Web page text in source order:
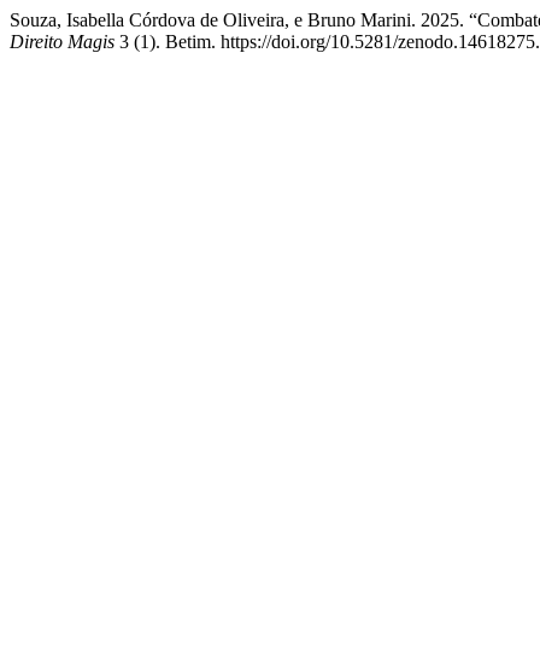
Souza, Isabella Córdova de Oliveira, e Bruno Marini. 2025.
Direito Magis 3 (1). Betim. https://doi.org/10.5281/zenodo.14618275.